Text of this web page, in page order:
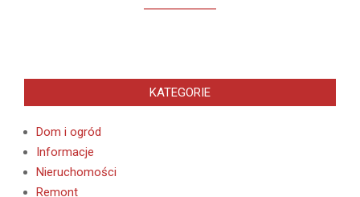
KATEGORIE
Dom i ogród
Informacje
Nieruchomości
Remont